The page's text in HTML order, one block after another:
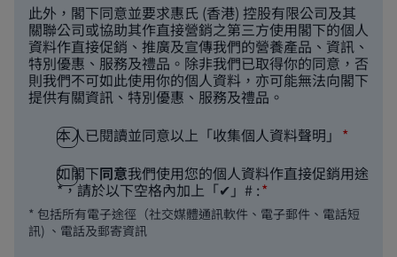
此外，閣下同意並要求惠氏 (香港) 控股有限公司及其
關聯公司或協助其作直接營銷之第三方使用閣下的個人
資料作直接促銷、推廣及宣傳我們的營養產品、資訊、
特別優惠、服務及禮品。除非我們已取得你的同意，否
則我們不可如此使用你的個人資料，亦可能無法向閣下
提供有關資訊、特別優惠、服務及禮品。
本人已閱讀並同意以上「收集個人資料聲明」
如閣下同意我們使用您的個人資料作直接促銷用途
*，請於以下空格內加上「✔」# :
* 包括所有電子途徑（社交媒體通訊軟件、電子郵件、電話短
訊) 、電話及郵寄資訊